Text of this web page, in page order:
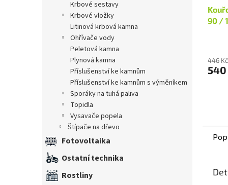
krbové sestavy
krbové vložky
litinová krbová kamna
ohřívače vody
peletová kamna
plynová kamna
příslušenství ke kamnům
příslušenství ke kamnům s výměníkem
sporáky na tuhá paliva
topidla
vysavače popela
štípače na dřevo
Fotovoltaika
Ostatní technika
Rostliny
90 /
446
540